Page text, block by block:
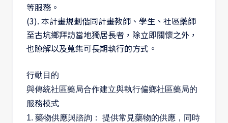
等服務。
(3). 本計畫規劃偕同計畫教師、學生、社區藥師
至古坑鄉拜訪當地獨居長者，除立即關懷之外，
也瞭解以及蒐集可長期執行的方式。
行動目的
與傳統社區藥局合作建立與執行偏鄉社區藥局的
服務模式
1. 藥物供應與諮詢： 提供常見藥物的供應，同時